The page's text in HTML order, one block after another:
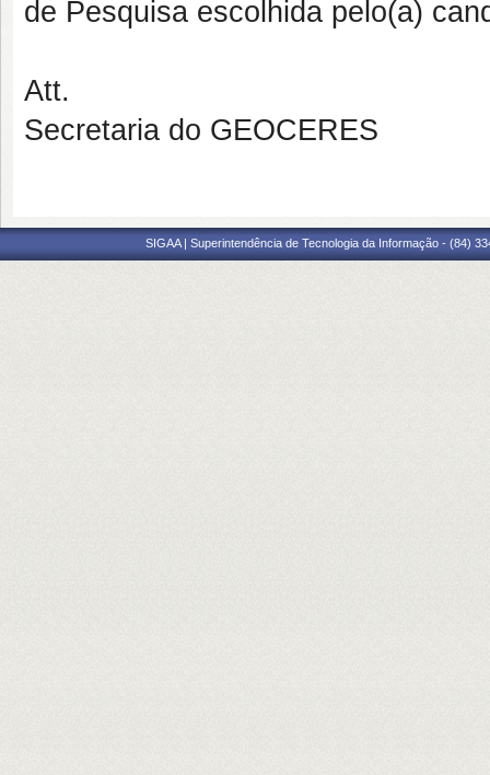
de Pesquisa escolhida pelo(a)
Att.
Secretaria do GEOCERES
SIGAA | Superintendência de Tecnologia da Informação - (84)